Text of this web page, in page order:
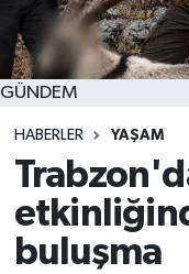
GÜNDEM
HABERLER YAŞAM
buluşma
SPOR
MAGAZİN
YAŞAM
Süper Lig
Tüm Manşetler
Son Dakika
Haber Arşivi